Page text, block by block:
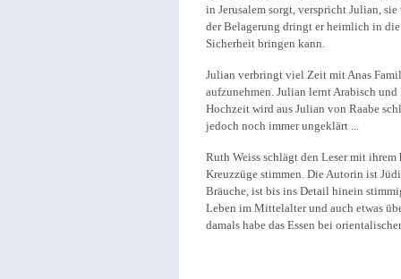
in Jerusalem sorgt, verspricht Julian,
der Belagerung dringt er heimlich in
Sicherheit bringen kann.
Julian verbringt viel Zeit mit Anas
aufzunehmen. Julian lernt Arabisch
Hochzeit wird aus Julian von Raabe
jedoch noch immer ungeklärt ...
Ruth Weiss schlägt den Leser mit
Kreuzzüge stimmen. Die Autorin ist
Bräuche, ist bis ins Detail hinein
Leben im Mittelalter und auch etwas
damals habe das Essen bei